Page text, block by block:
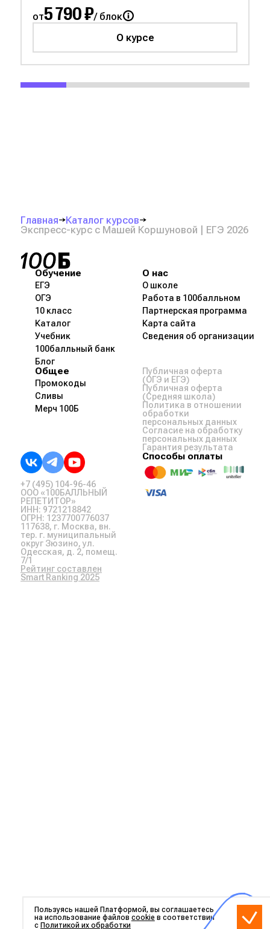
от5 790 ₽/ блок
О курсе
Главная
Каталог курсов
Экспресс-курс с Машей Коршуновой | ЕГЭ 2026
Обучение
ЕГЭ
ОГЭ
10 класс
Каталог
Учебник
100балльный банк
Блог
О нас
О школе
Работа в 100балльном
Партнерская программа
Карта сайта
Сведения об организации
Общее
Промокоды
Сливы
Мерч 100Б
+7 (495) 104-96-46
ООО «100БАЛЛЬНЫЙ
РЕПЕТИТОР»
ИНН: 9721218842
ОГРН: 1237700776037
117638, г. Москва, вн.
тер. г. муниципальный
округ Зюзино, ул.
Одесская, д. 2, помещ.
7/1
Рейтинг составлен
Smart Ranking 2025
Публичная оферта
(ОГЭ и ЕГЭ)
Публичная оферта
(Средняя школа)
Политика в отношении
обработки
персональных данных
Согласие на обработку
персональных данных
Гарантия результата
Способы оплаты
Пользуясь нашей Платформой, вы соглашаетесь
на использование файлов cookie в соответствии
с Политикой их обработки